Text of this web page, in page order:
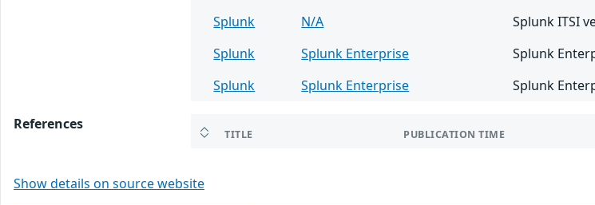
Splunk
N/A
Splunk ITSI
Splunk
Splunk Enterprise
Splunk
Splunk
Splunk Enterprise Splunk
References
TITLE PUBLICATION TIME
Show details on source website